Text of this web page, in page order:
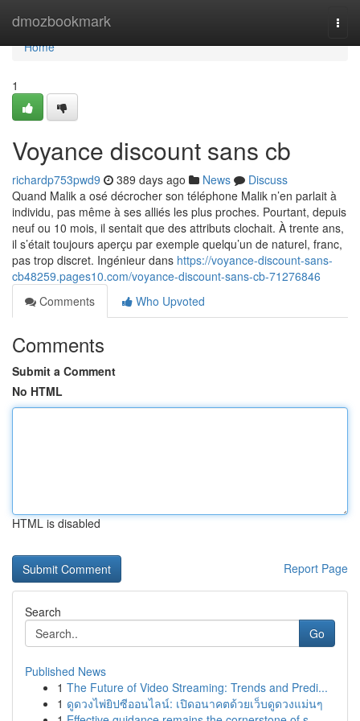
dmozbookmark
Home
Home
1
Voyance discount sans cb
richardp753pwd9 389 days ago News
Discuss
Quand Malik a osé décrocher son téléphone Malik n’en parlait à
individu, pas même à ses alliés les plus proches. Pourtant, depuis
neuf ou 10 mois, il sentait que des attributs clochait. À trente ans,
il s’était toujours aperçu par exemple quelqu’un de naturel, franc,
pas trop discret. Ingénieur dans https://voyance-discount-sans-
cb48259.pages10.com/voyance-discount-sans-cb-71276846
Comments
Who Upvoted
Comments
Submit a Comment
No HTML
HTML is disabled
Report Page
Search
Go
Published News
1 The Future of Video Streaming: Trends and Predi...
1 ดูดวงไพ่ยิปซีออนไลน์: เปิดอนาคตด้วยเว็บดูดวงแม่นๆ